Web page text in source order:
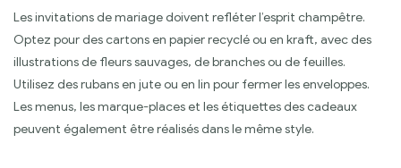
Les invitations de mariage doivent refléter l’esprit champêtre.
Optez pour des cartons en papier recyclé ou en kraft, avec des
illustrations de fleurs sauvages, de branches ou de feuilles.
Utilisez des rubans en jute ou en lin pour fermer les enveloppes.
Les menus, les marque-places et les étiquettes des cadeaux
peuvent également être réalisés dans le même style.